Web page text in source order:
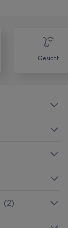
Gesicht
(2)